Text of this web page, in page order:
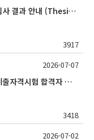
2026학년도 1학기 석·박사 논문심사 결과 안내 (Thesis Defense Result)
3917
2026학년도 2학기 석·박사 논문제출자격시험 합격자 공고(TSQ Exam Result)
3418
2026-07-07
2026-07-02